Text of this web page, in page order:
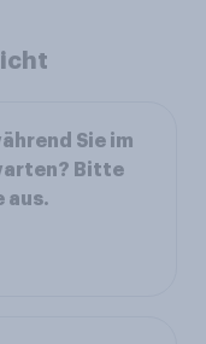
Sie im
Bitte
aus.